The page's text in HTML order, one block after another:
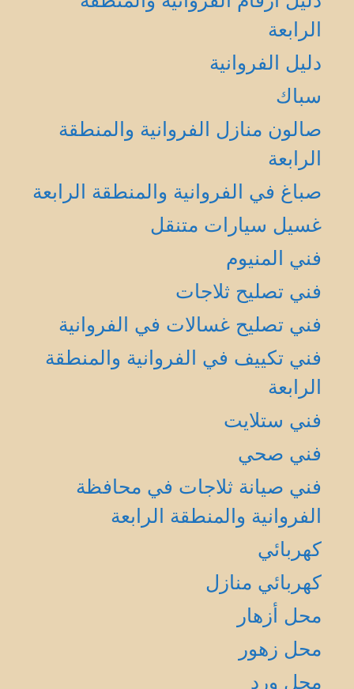
الرابعة
دليل الفروانية
سباك
صالون منازل الفروانية والمنطقة
الرابعة
صباغ في الفروانية والمنطقة الرابعة
غسيل سيارات متنقل
فني المنيوم
فني تصليح ثلاجات
فني تصليح غسالات في الفروانية
فني تكييف في الفروانية والمنطقة
الرابعة
فني ستلايت
فني صحي
فني صيانة ثلاجات في محافظة
الفروانية والمنطقة الرابعة
كهربائي
كهربائي منازل
محل أزهار
محل زهور
محل ورد